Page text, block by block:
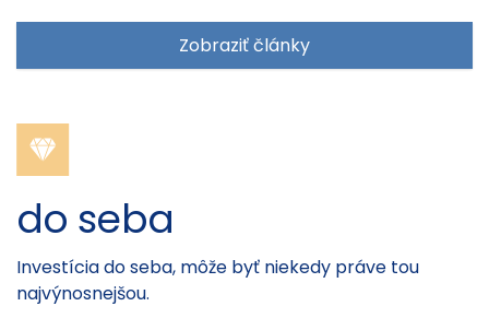
Zobraziť články
do seba
Investícia do seba, môže byť niekedy práve tou
najvýnosnejšou.